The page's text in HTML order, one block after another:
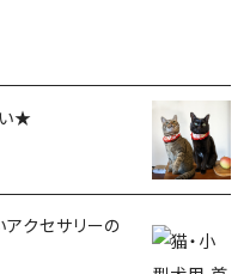
★
クセサリーの